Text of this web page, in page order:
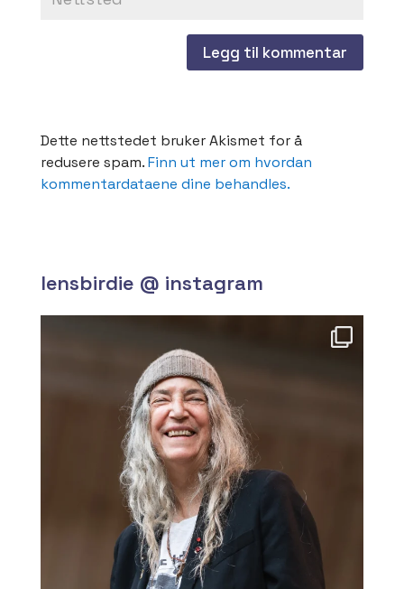
Dette nettstedet bruker Akismet for å
redusere spam.Finn ut mer om hvordan
kommentardataene dine behandles.
lensbirdie @ instagram